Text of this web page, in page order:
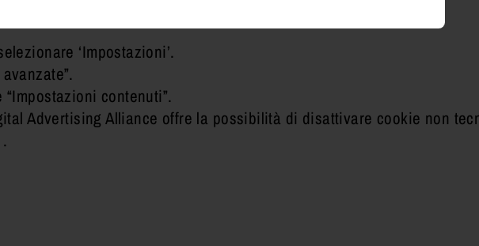
‘Impostazioni’.
contenuti”.
Advertising Alliance offre la possibilità di disattivare cookie non
.